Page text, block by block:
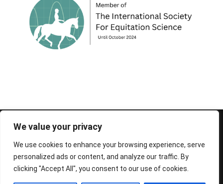
We value your privacy
We use cookies to enhance your browsing experience, serve
personalized ads or content, and analyze our traffic. By
clicking "Accept All", you consent to our use of cookies.
© 1995-2026 FEIF - International Federation of